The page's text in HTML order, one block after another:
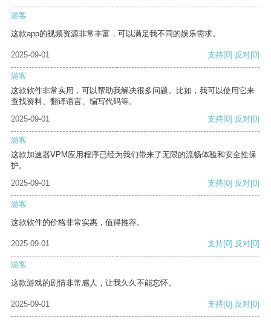
游客
这款app的视频资源非常丰富，可以满足我不同的娱乐需求。
2025-09-01 支持[0] 反对[0]
游客
这款软件非常实用，可以帮助我解决很多问题。比如，我可以使用它来
查找资料、翻译语言、编写代码等。
2025-09-01
支持[0] 反对[0]
游客
这款加速器VPM应用程序已经为我们带来了无限的流畅体验和安全性保
护。
2025-09-01
支持[0] 反对[0]
游客
这款软件的价格非常实惠，值得推荐。
2025-09-01 支持[0] 反对[0]
游客
这款游戏的剧情非常感人，让我久久不能忘怀。
2025-09-01 支持[0] 反对[0]